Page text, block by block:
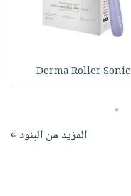
Derma Roller Sonic
5
المزيد من البنود »